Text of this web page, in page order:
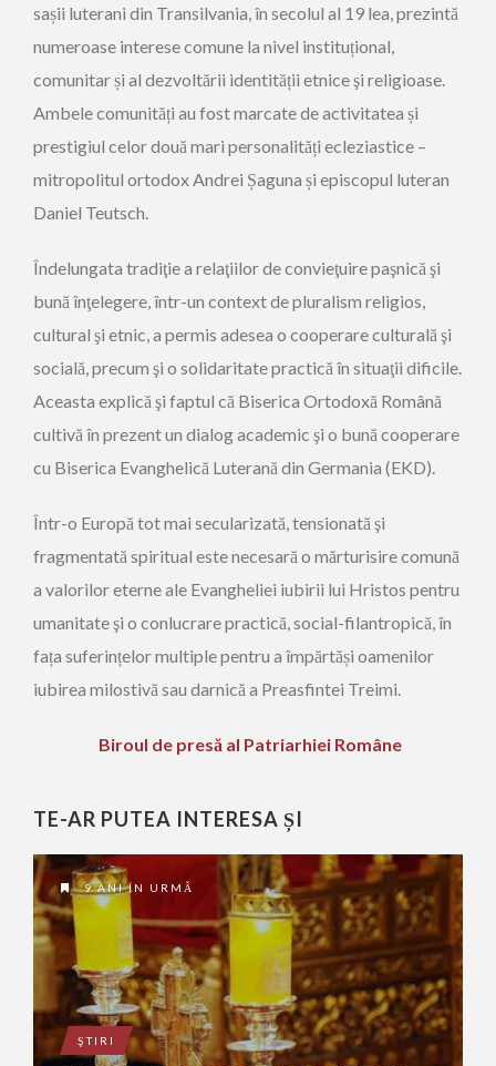
sașii luterani din Transilvania, în secolul al 19 lea, prezintă
numeroase interese comune la nivel instituțional,
comunitar și al dezvoltării identității etnice şi religioase.
Ambele comunități au fost marcate de activitatea și
prestigiul celor două mari personalități ecleziastice –
mitropolitul ortodox Andrei Șaguna și episcopul luteran
Daniel Teutsch.
Îndelungata tradiţie a relaţiilor de convieţuire paşnică şi
bună înţelegere, într-un context de pluralism religios,
cultural şi etnic, a permis adesea o cooperare culturală şi
socială, precum şi o solidaritate practică în situaţii dificile.
Aceasta explică şi faptul că Biserica Ortodoxă Română
cultivă în prezent un dialog academic şi o bună cooperare
cu Biserica Evanghelică Luterană din Germania (EKD).
Într-o Europă tot mai secularizată, tensionată şi
fragmentată spiritual este necesară o mărturisire comună
a valorilor eterne ale Evangheliei iubirii lui Hristos pentru
umanitate şi o conlucrare practică, social-filantropică, în
fața suferințelor multiple pentru a împărtăși oamenilor
iubirea milostivă sau darnică a Preasfintei Treimi.
Biroul de presă al Patriarhiei Române
TE-AR PUTEA INTERESA ȘI
9 ANI ÎN URMĂ
ŞTIRI